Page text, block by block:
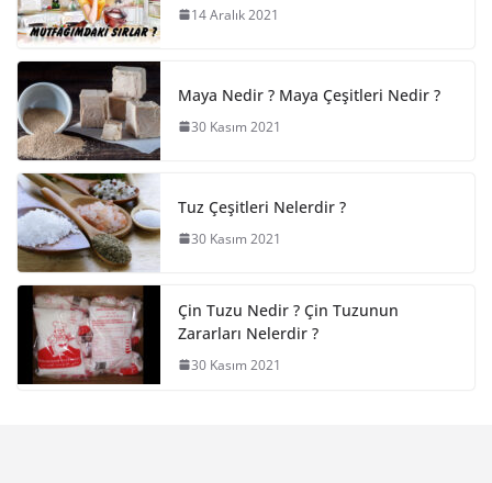
14 Aralık 2021
Maya Nedir ? Maya Çeşitleri Nedir ?
30 Kasım 2021
Tuz Çeşitleri Nelerdir ?
30 Kasım 2021
Çin Tuzu Nedir ? Çin Tuzunun
Zararları Nelerdir ?
30 Kasım 2021